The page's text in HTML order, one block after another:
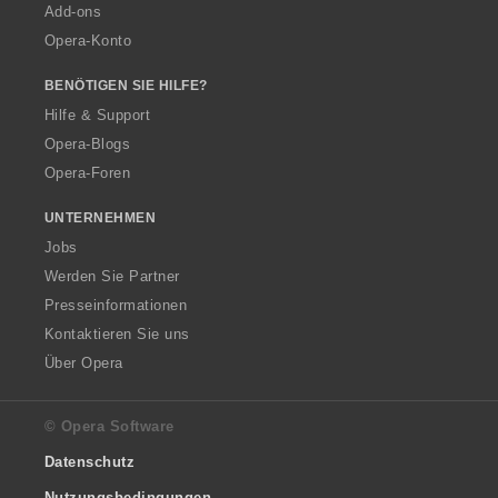
Add-ons
Opera-Konto
BENÖTIGEN SIE HILFE?
Hilfe & Support
Opera-Blogs
Opera-Foren
UNTERNEHMEN
Jobs
Werden Sie Partner
Presseinformationen
Kontaktieren Sie uns
Über Opera
© Opera Software
Datenschutz